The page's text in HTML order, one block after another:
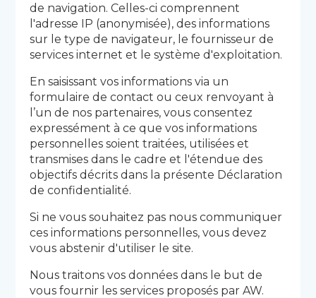
de navigation. Celles-ci comprennent
l'adresse IP (anonymisée), des informations
sur le type de navigateur, le fournisseur de
services internet et le système d'exploitation.
En saisissant vos informations via un
formulaire de contact ou ceux renvoyant à
l’un de nos partenaires, vous consentez
expressément à ce que vos informations
personnelles soient traitées, utilisées et
transmises dans le cadre et l'étendue des
objectifs décrits dans la présente Déclaration
de confidentialité.
Si ne vous souhaitez pas nous communiquer
ces informations personnelles, vous devez
vous abstenir d'utiliser le site.
Nous traitons vos données dans le but de
vous fournir les services proposés par AW.